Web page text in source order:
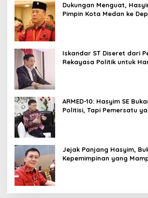
Dukungan Menguat,
Pimpin Kota Medan ke
Iskandar ST Diseret dari
Rekayasa Politik untuk
ARMED-10: Hasyim SE
Politisi, Tapi Pemersatu
Jejak Panjang Hasyim,
Kepemimpinan yang